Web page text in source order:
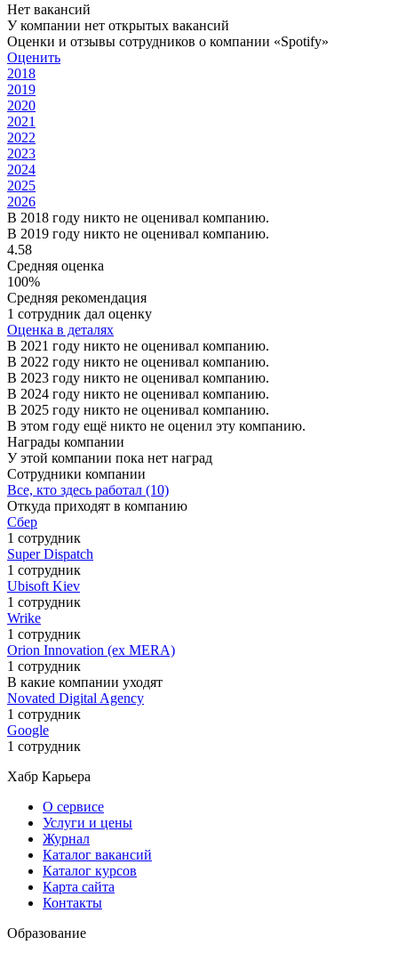
Нет вакансий
У компании нет открытых вакансий
Оценки и отзывы сотрудников о компании «Spotify»
Оценить
2018
2019
2020
2021
2022
2023
2024
2025
2026
В 2018 году никто не оценивал компанию.
В 2019 году никто не оценивал компанию.
4.58
Средняя оценка
100%
Средняя рекомендация
1 сотрудник дал оценку
Оценка в деталях
В 2021 году никто не оценивал компанию.
В 2022 году никто не оценивал компанию.
В 2023 году никто не оценивал компанию.
В 2024 году никто не оценивал компанию.
В 2025 году никто не оценивал компанию.
В этом году ещё никто не оценил эту компанию.
Награды компании
У этой компании пока нет наград
Сотрудники компании
Все, кто здесь работал (10)
Откуда приходят в компанию
Сбер
1 сотрудник
Super Dispatch
1 сотрудник
Ubisoft Kiev
1 сотрудник
Wrike
1 сотрудник
Orion Innovation (ex MERA)
1 сотрудник
В какие компании уходят
Novated Digital Agency
1 сотрудник
Google
1 сотрудник
Хабр Карьера
О сервисе
Услуги и цены
Журнал
Каталог вакансий
Каталог курсов
Карта сайта
Контакты
Образование